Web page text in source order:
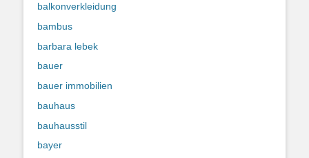
balkonverkleidung
bambus
barbara lebek
bauer
bauer immobilien
bauhaus
bauhausstil
bayer